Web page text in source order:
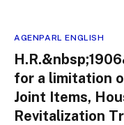
AGENPARL ENGLISH
for a limitation
Joint Items,
Revitalization